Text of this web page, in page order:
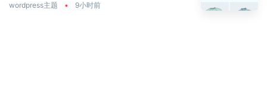
wordpress主题 • 9小时前